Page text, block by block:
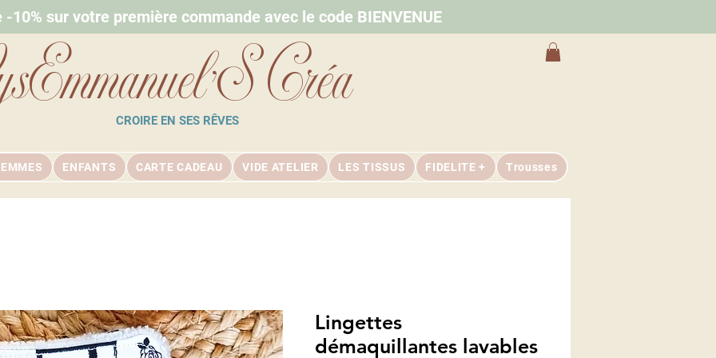
10% sur votre première commande avec le code BIENVENUE
Créa
CROIRE EN SES RÊVES
ENFANTS CARTE CADEAU VIDE ATELIER LES TISSUS FIDELITE + Trousses
Lingettes
démaquillantes lavables